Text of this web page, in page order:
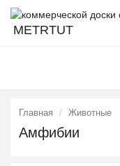
METRTUT
Главная Животные
Амфибии